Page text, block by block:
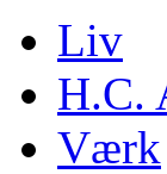
Liv
H.C.
Værk